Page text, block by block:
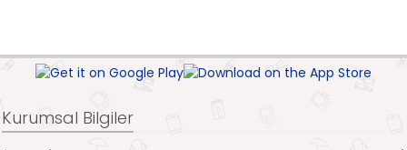
Kurumsal Bilgiler